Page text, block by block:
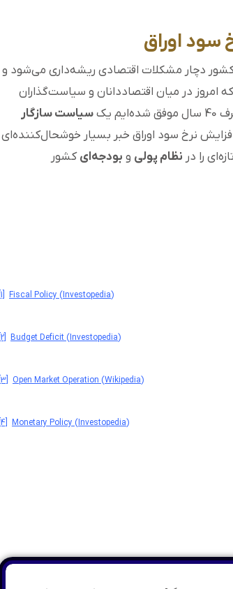
سود اوراق
کشور دچار مشکلات اقتصادی ریشه‌داری می‌شود و
امروز در میان اقتصاددانان و سیاست‌گذاران
یک
سیاست سازگار
نرخ سود اوراق خبر بسیار خوشحال‌کننده‌ای
را در نظام پولی و بودجه‌ایکشور
[1] Fiscal Policy (Investopedia)
[2] Budget Deficit (Investopedia)
[3] Open Market Operation (Wikipedia)
[4] Monetary Policy (Investopedia)